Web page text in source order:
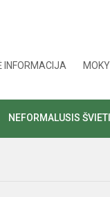
INFORMACIJA
NEFORMALUSIS